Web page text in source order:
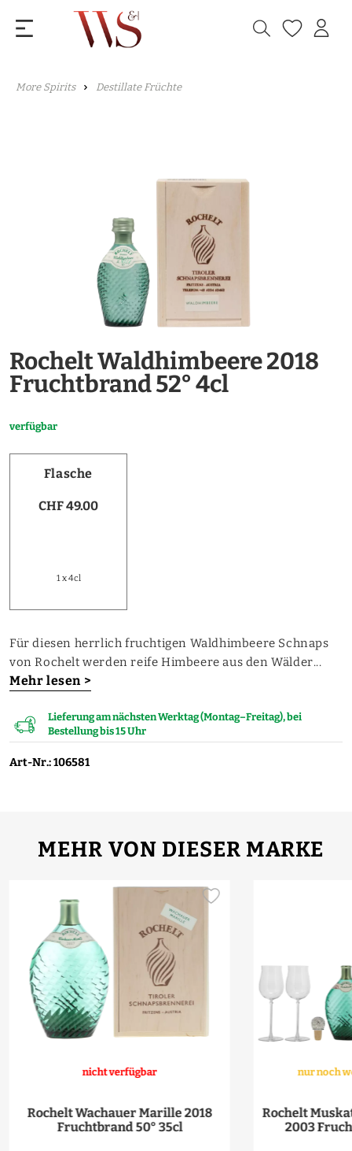
More Spirits Destillate Früchte
Rochelt Waldhimbeere 2018
Fruchtbrand 52° 4cl
verfügbar
Flasche
CHF 49.00
1 x 4cl
Für diesen herrlich fruchtigen Waldhimbeere Schnaps
von Rochelt werden reife Himbeere aus den Wälder...
Mehr lesen >
Lieferung am nächsten Werktag (Montag–Freitag), bei
Bestellung bis 15 Uhr
Art-Nr.: 106581
MEHR VON DIESER MARKE
nicht verfügbar
Rochelt Wachauer Marille 2018
Fruchtbrand 50° 35cl
nur noch
Rochelt
2003